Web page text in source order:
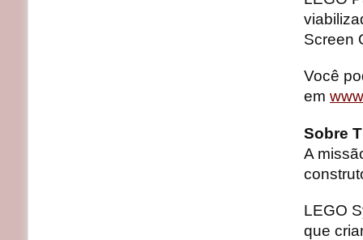
Screen
Você
em
Sobre
A
LEGO
que